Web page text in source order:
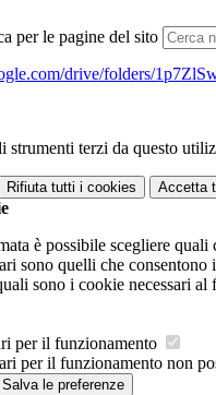
per le pagine del sito
drive/folders/
strumenti terzi da questo
Rifiuta tutti i cookies Accetta
è possibile scegliere quali
sono quelli che
sono i cookie necessari
per il funzionamento
per il funzionamento non
Salva le preferenze